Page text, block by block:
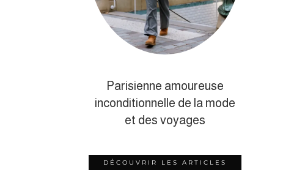
Parisienne amoureuse
inconditionnelle de la mode
et des voyages
DÉCOUVRIR LES ARTICLES